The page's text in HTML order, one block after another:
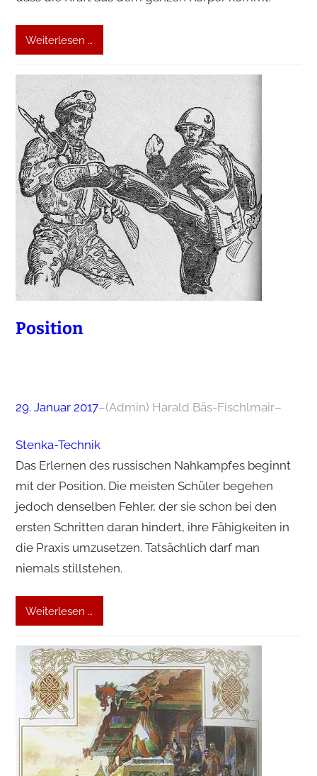
Weiterlesen …
Position
29. Januar 2017–(Admin) Harald Bäs-Fischlmair–
Stenka-Technik
Das Erlernen des russischen Nahkampfes beginnt
mit der Position. Die meisten Schüler begehen
jedoch denselben Fehler, der sie schon bei den
ersten Schritten daran hindert, ihre Fähigkeiten in
die Praxis umzusetzen. Tatsächlich darf man
niemals stillstehen.
Weiterlesen …